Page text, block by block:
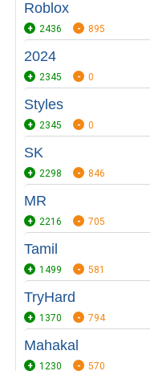
Roblox
2436 895
2024
2345 0
Styles
2345 0
SK
2298 846
MR
2216 705
Tamil
1499 581
TryHard
1370 794
Mahakal
1230 570